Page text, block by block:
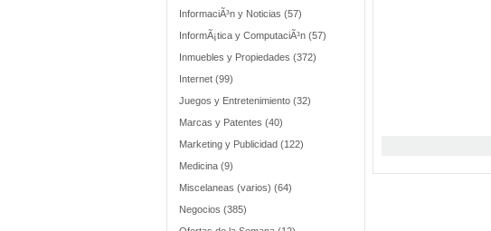
InformaciÃ³n y Noticias (57)
InformÃ¡tica y ComputaciÃ³n (57)
Inmuebles y Propiedades (372)
Internet (99)
Juegos y Entretenimiento (32)
Marcas y Patentes (40)
Marketing y Publicidad (122)
Medicina (9)
Miscelaneas (varios) (64)
Negocios (385)